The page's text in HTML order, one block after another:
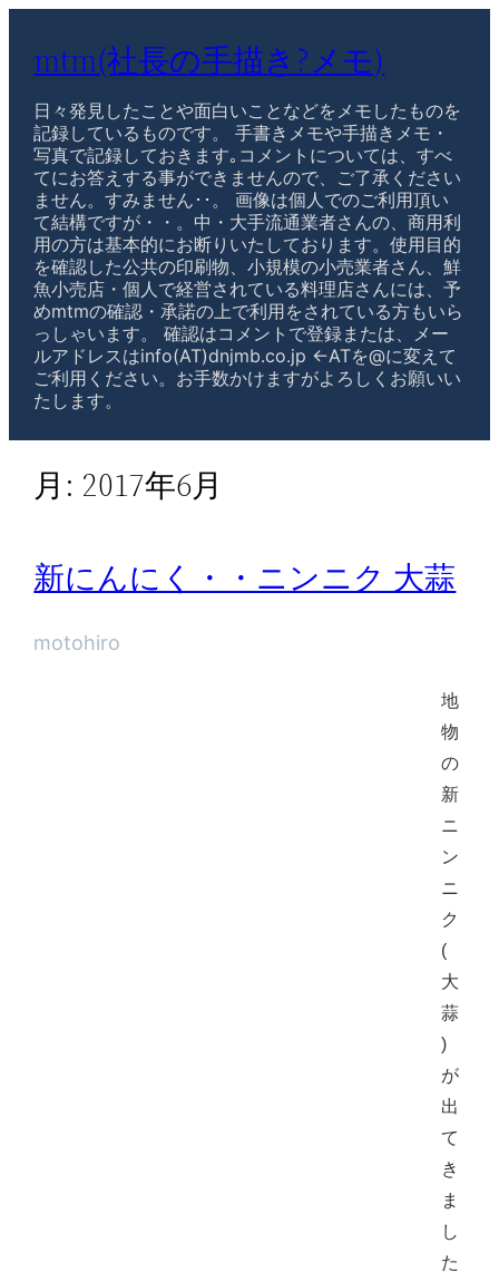
mtm(社長の手描き?メモ)
日々発見したことや面白いことなどをメモしたものを
記録しているものです。 手書きメモや手描きメモ・
写真で記録しておきます｡コメントについては、すべ
てにお答えする事ができませんので、ご了承ください
ません。すみません･･。 画像は個人でのご利用頂い
て結構ですが・・。中・大手流通業者さんの、商用利
用の方は基本的にお断りいたしております。使用目的
を確認した公共の印刷物、小規模の小売業者さん、鮮
魚小売店・個人で経営されている料理店さんには、予
めmtmの確認・承諾の上で利用をされている方もいら
っしゃいます。 確認はコメントで登録または、メー
ルアドレスはinfo(AT)dnjmb.co.jp ←ATを@に変えて
ご利用ください。お手数かけますがよろしくお願いい
たします。
月: 2017年6月
新にんにく・・ニンニク 大蒜
motohiro
地
物
の
新
ニ
ン
ニ
ク
(
大
蒜
)
が
出
て
き
ま
し
た